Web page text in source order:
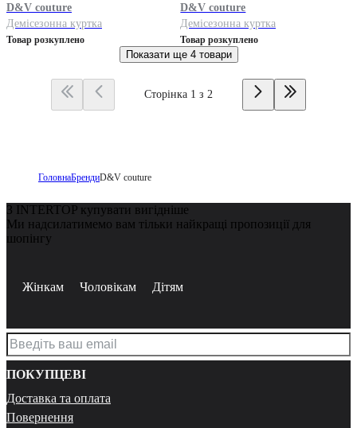
D&V couture
Демісезонна куртка
Товар розкуплено
D&V couture
Демісезонна куртка
Товар розкуплено
Показати ще 4 товари
Сторінка 1 з 2
ГоловнаБрендиD&V couture
З INTERTOP купувати вигідніше
Ми надсилатимемо вам тільки найкращі пропозиції для
шопінгу
Жінкам Чоловікам Дітям
ПОКУПЦЕВІ
Доставка та оплата
Повернення